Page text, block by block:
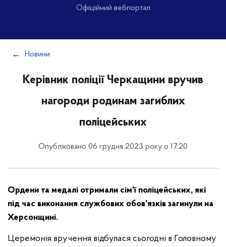
Офіційний вебпортал
Новини
Керівник поліції Черкащини вручив
нагороди родинам загиблих
поліцейських
Опубліковано 06 грудня 2023 року о 17:20
Ордени та медалі отримали сім'ї поліцейських, які
під час виконання службових обов'язків загинули на
Херсонщині.
Церемонія вручення відбулася сьогодні в Головному